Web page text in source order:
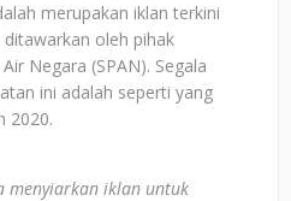
merupakan iklan terkini
oleh pihak
Negara (SPAN). Segala
ini adalah seperti yang
2020.
menyiarkan iklan untuk